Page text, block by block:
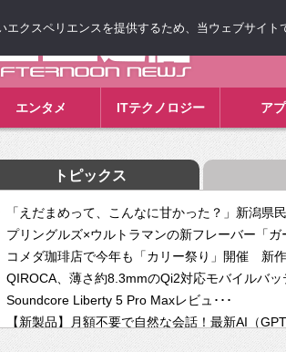
エンタメ ITテクノロジー ア
トピックス
「えだまめって、こんなに甘かった？」新潟県
プリングルズ×ウルトラマンの新フレーバー「ガ
コメダ珈琲店で今年も「カリー祭り」開催 新
QIROCA、薄さ約8.3mmのQi2対応モバイルバッ
Soundcore Liberty 5 Pro Maxレビュ･･･
【新製品】月額不要で自然な会話！最新AI（
【次世代の没入感と生産性】VITURE Luma Ultra
エクスペリエンスを提供するため、当ウェブサイ